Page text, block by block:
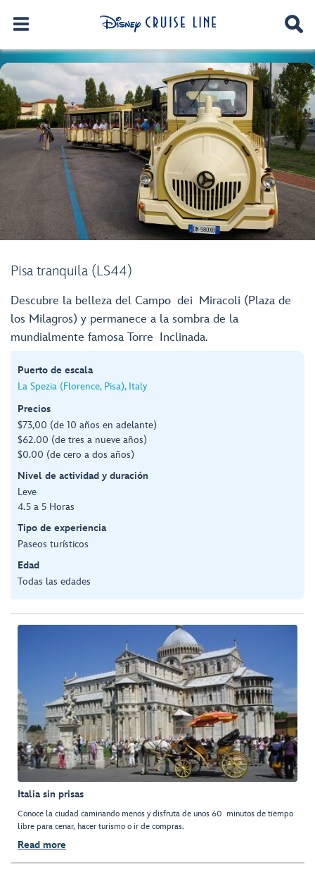
Pisa tranquila (LS44)
Descubre la belleza del Campo dei Miracoli (Plaza de
los Milagros) y permanece a la sombra de la
mundialmente famosa Torre Inclinada.
Puerto de escala
La Spezia (Florence, Pisa), Italy
Precios
$73,00 (de 10 años en adelante)
$62.00 (de tres a nueve años)
$0.00 (de cero a dos años)
Nivel de actividad y duración
Leve
4.5 a 5 Horas
Tipo de experiencia
Paseos turísticos
Edad
Todas las edades
Italia sin prisas
Conoce la ciudad caminando menos y disfruta de unos 60 minutos de tiempo
libre para cenar, hacer turismo o ir de compras.
Read more